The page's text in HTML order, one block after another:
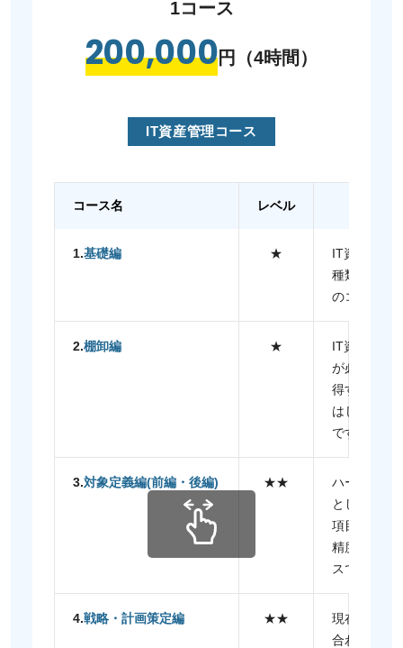
1コース
200,000円（4時間）
IT資産管理コース
コース名 レベル
1.基礎編 ★
IT資産管理
種類など、
のコースで
2.棚卸編 ★
IT資産の棚
が必要か、
得するため
はじめての
です。
3.対象定義編(前編・後編) ★★
ハードウェ
として管理
項目を習得
精度を向上
スです。
4.戦略・計画策定編 ★★
現在のIT資
合わせたIT